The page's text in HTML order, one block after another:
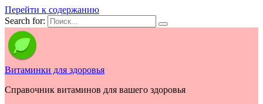
Перейти к содержанию
Search for:
Витаминки для здоровья
Справочник витаминов для вашего здоровья